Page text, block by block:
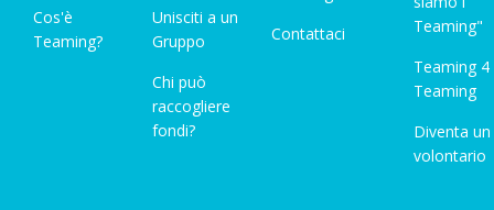
Cos'è
Teaming?
Unisciti a un
Gruppo
Chi può
raccogliere
fondi?
Contattaci
Teaming"
Teaming 4
Teaming
Diventa un
volontario